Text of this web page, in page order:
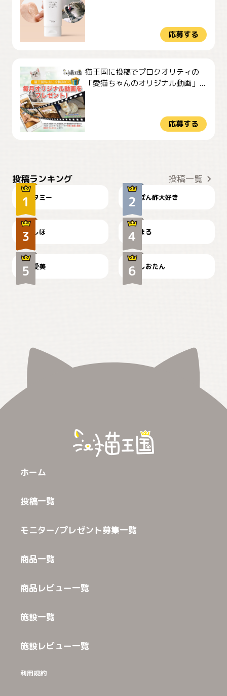
応募する
猫王国に投稿でプロクオリティの
「愛猫ちゃんのオリジナル動画」...
応募する
投稿ランキング 投稿一覧
タミー ぽん酢大好き
お弁当になりたいにゃ😽
しほ
🤦‍♀️
まる
かわいい毛玉つき
爱美
暑い日が続くにゃ
しおたん
ホーム
投稿一覧
モニター/プレゼント募集一覧
商品一覧
商品レビュー一覧
施設一覧
施設レビュー一覧
利用規約